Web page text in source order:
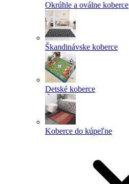
Okrúhle a oválne koberce
Škandinávske koberce
Detské koberce
Koberce do kúpeľne